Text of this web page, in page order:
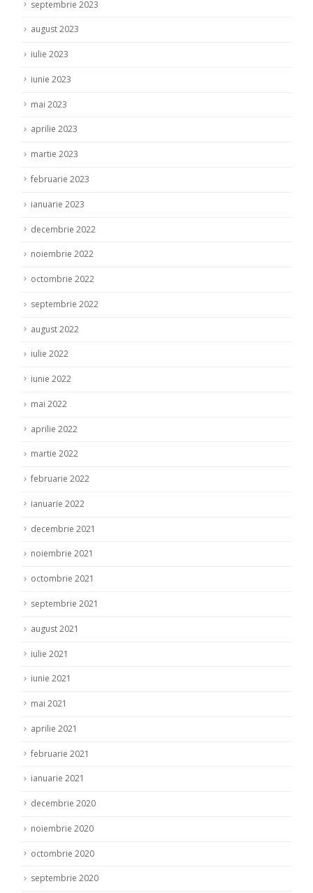
septembrie 2023
august 2023
iulie 2023
iunie 2023
mai 2023
aprilie 2023
martie 2023
februarie 2023
ianuarie 2023
decembrie 2022
noiembrie 2022
octombrie 2022
septembrie 2022
august 2022
iulie 2022
iunie 2022
mai 2022
aprilie 2022
martie 2022
februarie 2022
ianuarie 2022
decembrie 2021
noiembrie 2021
octombrie 2021
septembrie 2021
august 2021
iulie 2021
iunie 2021
mai 2021
aprilie 2021
februarie 2021
ianuarie 2021
decembrie 2020
noiembrie 2020
octombrie 2020
septembrie 2020